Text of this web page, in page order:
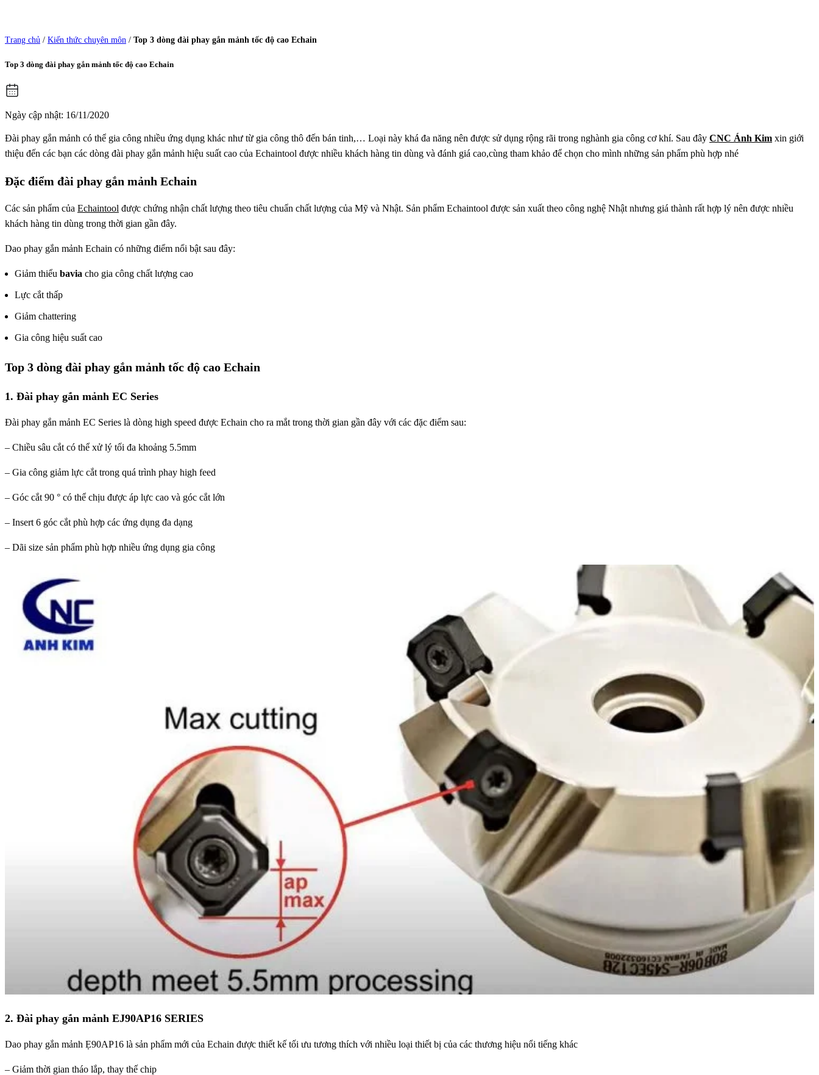
Trang chủ / Kiến thức chuyên môn / Top 3 dòng đài phay gắn mảnh tốc độ cao Echain
Top 3 dòng đài phay gắn mảnh tốc độ cao Echain
Ngày cập nhật: 16/11/2020
Đài phay gắn mảnh có thể gia công nhiều ứng dụng khác như từ gia công thô đến bán tinh,… Loại này khá đa năng nên được sử dụng rộng rãi trong nghành gia công cơ khí. Sau đây CNC Ánh Kim xin giới
thiệu đến các bạn các dòng đài phay gắn mảnh hiệu suất cao của Echaintool được nhiều khách hàng tin dùng và đánh giá cao,cùng tham khảo để chọn cho mình những sản phẩm phù hợp nhé
Đặc điểm đài phay gắn mảnh Echain
Các sản phẩm của Echaintool được chứng nhận chất lượng theo tiêu chuẩn chất lượng của Mỹ và Nhật. Sản phẩm Echaintool được sản xuất theo công nghệ Nhật nhưng giá thành rất hợp lý nên được nhiều
khách hàng tin dùng trong thời gian gần đây.
Dao phay gắn mảnh Echain có những điểm nổi bật sau đây:
Giảm thiểu bavia cho gia công chất lượng cao
Lực cắt thấp
Giảm chattering
Gia công hiệu suất cao
Top 3 dòng đài phay gắn mảnh tốc độ cao Echain
1. Đài phay gắn mảnh EC Series
Đài phay gắn mảnh EC Series là dòng high speed được Echain cho ra mắt trong thời gian gần đây với các đặc điểm sau:
– Chiều sâu cắt có thể xử lý tối đa khoảng 5.5mm
– Gia công giảm lực cắt trong quá trình phay high feed
– Góc cắt 90 ° có thể chịu được áp lực cao và góc cắt lớn
– Insert 6 góc cắt phù hợp các ứng dụng đa dạng
– Dãi size sản phẩm phù hợp nhiều ứng dụng gia công
2. Đài phay gắn mảnh EJ90AP16 SERIES
Dao phay gắn mảnh Ẹ90AP16 là sản phẩm mới của Echain được thiết kế tối ưu tương thích với nhiều loại thiết bị của các thương hiệu nổi tiếng khác
– Giảm thời gian tháo lắp, thay thế chip